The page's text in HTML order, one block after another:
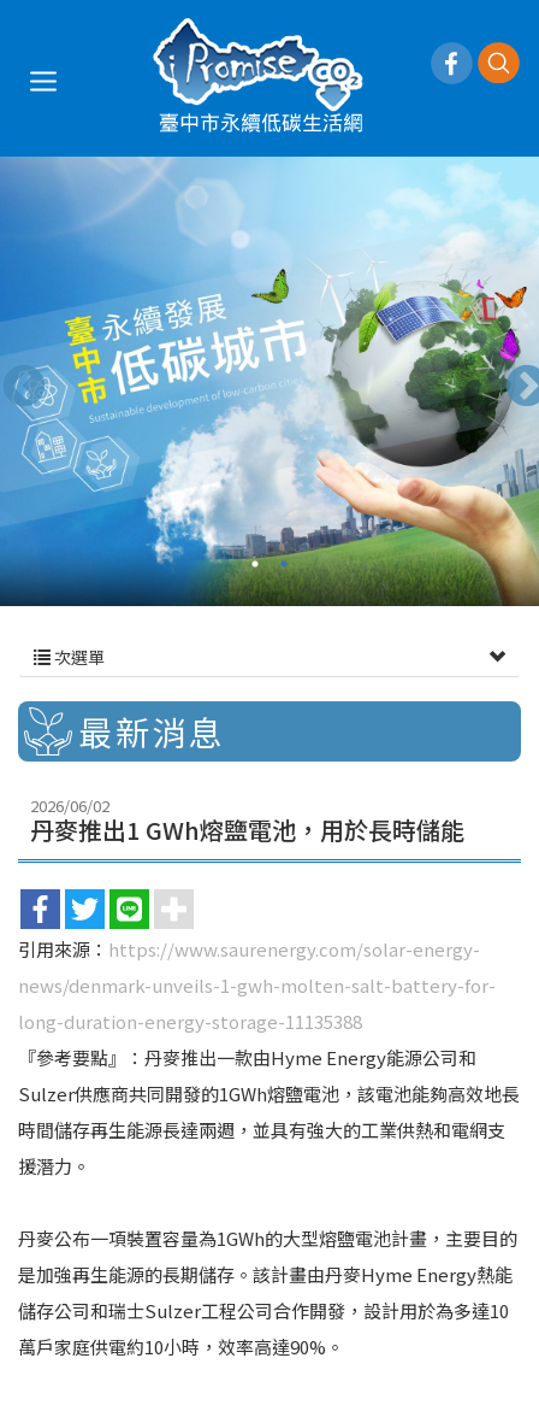
次選單
最新消息
2026/06/02
丹麥推出1 GWh熔鹽電池，用於長時儲能
引用來源： https://www.saurenergy.com/solar-energy-
news/denmark-unveils-1-gwh-molten-salt-battery-for-
long-duration-energy-storage-11135388
『參考要點』：丹麥推出一款由Hyme Energy能源公司和
Sulzer供應商共同開發的1GWh熔鹽電池，該電池能夠高效地長
時間儲存再生能源長達兩週，並具有強大的工業供熱和電網支
援潛力。
丹麥公布一項裝置容量為1GWh的大型熔鹽電池計畫，主要目的
是加強再生能源的長期儲存。該計畫由丹麥Hyme Energy熱能
儲存公司和瑞士Sulzer工程公司合作開發，設計用於為多達10
萬戶家庭供電約10小時，效率高達90%。